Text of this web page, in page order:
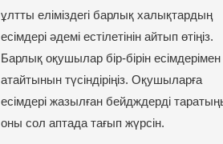
ұлтты еліміздегі барлық халықтардың
есімдері әдемі естілетінін айтып өтіңіз.
Барлық оқушылар бір-бірін есімдерімен
атайтынын түсіндіріңіз. Оқушыларға
есімдері жазылған бейдждерді
оны сол аптада тағып жүрсін.